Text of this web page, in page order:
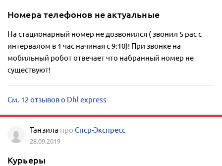
Номера телефонов не актуальные
На стационарный номер не дозвонился ( звонил 5 рас с
интервалом в 1 час начиная с 9:10)! При звонке на
мобильный робот отвечает что набранный номер не
существуют!
См. 12 отзывов о Dhl express
Танзила проСпср-Экспресс
28.09.2019
Курьеры